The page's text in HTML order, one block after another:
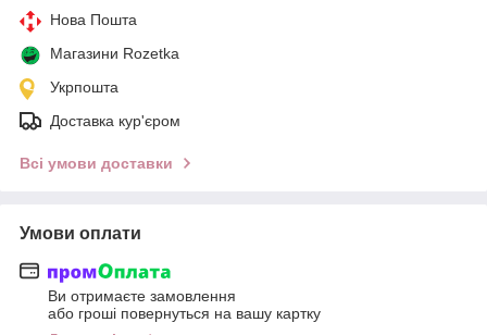
Нова Пошта
Магазини Rozetka
Укрпошта
Доставка кур'єром
Всі умови доставки
Умови оплати
Ви отримаєте замовлення
або гроші повернуться на вашу картку